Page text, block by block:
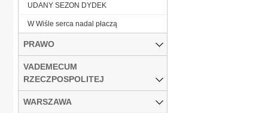
UDANY SEZON DYDEK
W Wiśle serca nadal płaczą
PRAWO
VADEMECUM
RZECZPOSPOLITEJ
WARSZAWA